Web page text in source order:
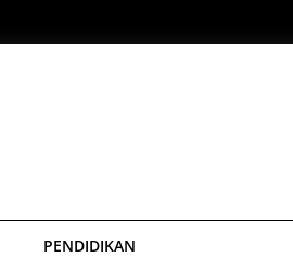
PENDIDIKAN